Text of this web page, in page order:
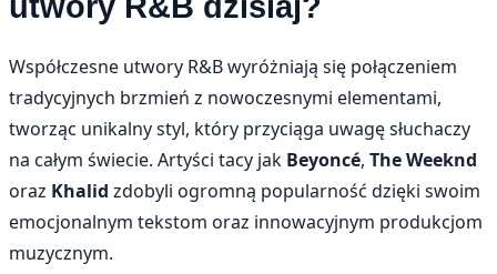
Współczesne utwory R&B wyróżniają się połączeniem
tradycyjnych brzmień z nowoczesnymi elementami,
tworząc unikalny styl, który przyciąga uwagę słuchaczy
na całym świecie. Artyści tacy jak Beyoncé, The Weeknd
oraz Khalid zdobyli ogromną popularność dzięki swoim
emocjonalnym tekstom oraz innowacyjnym produkcjom
muzycznym.